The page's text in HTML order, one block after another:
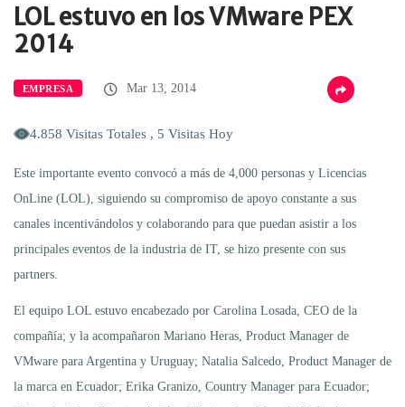
Home
Empresa LOL estuvo en…
LOL estuvo en los VMware PEX
2014
EMPRESA Mar 13, 2014
4.858 Visitas Totales , 5 Visitas Hoy
Este importante evento convocó a más de 4,000 personas y Licencias
OnLine (LOL), siguiendo su compromiso de apoyo constante a sus
canales incentivándolos y colaborando para que puedan asistir a los
principales eventos de la industria de IT, se hizo presente con sus
partners.
El equipo LOL estuvo encabezado por Carolina Losada, CEO de la
compañía; y la acompañaron Mariano Heras, Product Manager de
VMware para Argentina y Uruguay; Natalia Salcedo, Product Manager de
la marca en Ecuador; Erika Granizo, Country Manager para Ecuador;